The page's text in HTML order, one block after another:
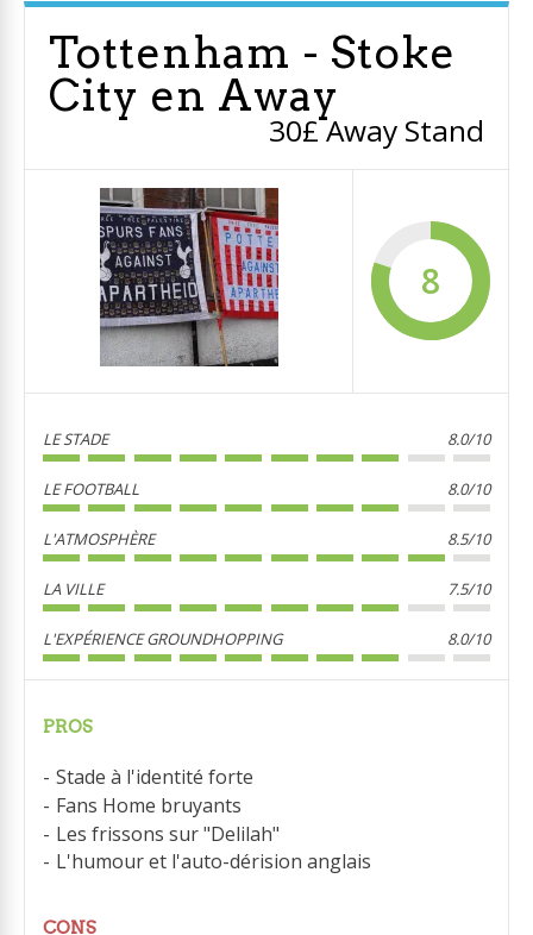
Tottenham - Stoke
City en Away
30£ Away Stand
8
LE STADE 8.0/10
LE FOOTBALL 8.0/10
L'ATMOSPHÈRE 8.5/10
LA VILLE 7.5/10
L'EXPÉRIENCE GROUNDHOPPING 8.0/10
PROS
Stade à l'identité forte
Fans Home bruyants
Les frissons sur "Delilah"
L'humour et l'auto-dérision anglais
CONS